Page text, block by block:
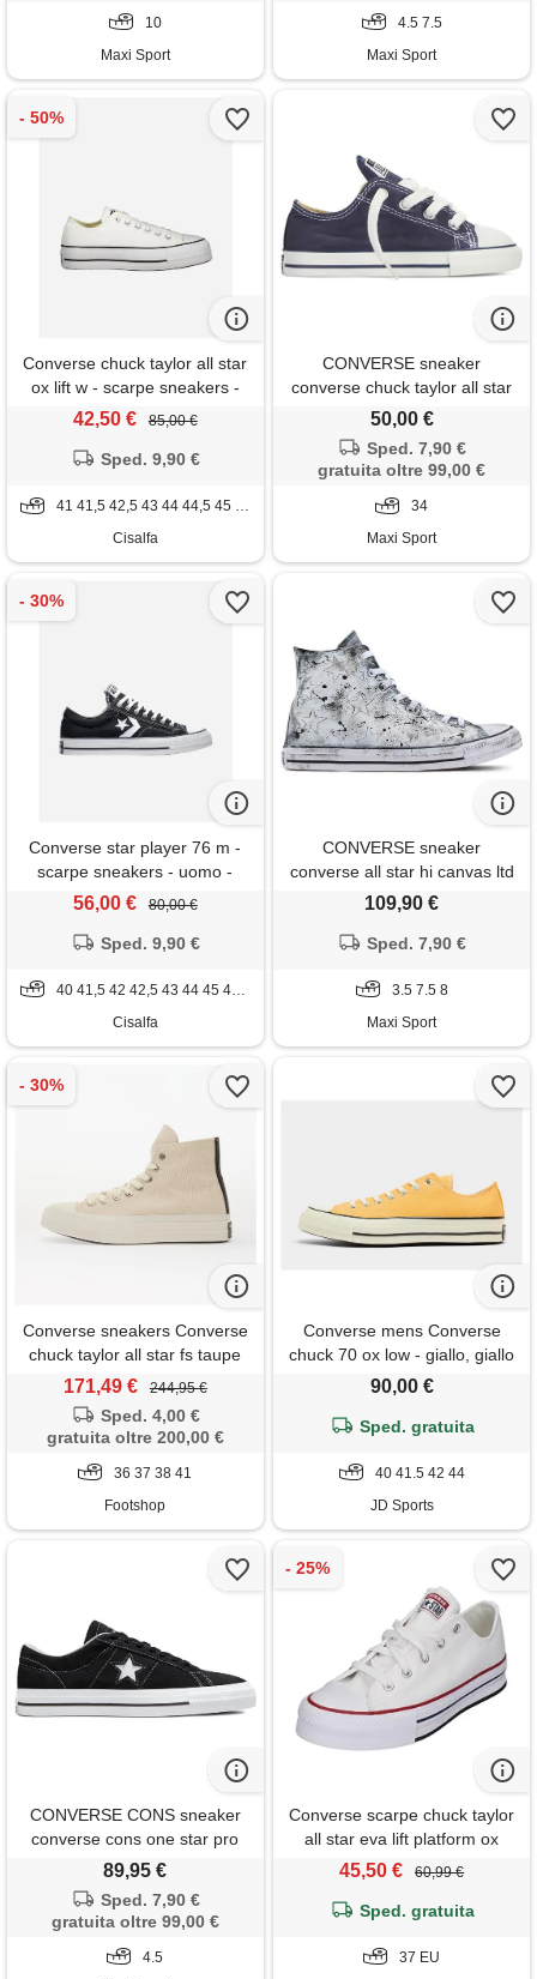
10
Maxi Sport
4.5 7.5
Maxi Sport
Converse chuck taylor all star
ox lift w - scarpe sneakers -
donna - bianco
42,50 € 85,00 €
Sped. 9,90 €
41 41,5 42,5 43 44 44,5 45 46
Cisalfa
CONVERSE sneaker
converse chuck taylor all star
ox blu baby
50,00 €
Sped. 7,90 €
gratuita oltre 99,00 €
34
Maxi Sport
Converse star player 76 m -
scarpe sneakers - uomo -
nero
56,00 € 80,00 €
Sped. 9,90 €
40 41,5 42 42,5 43 44 45 46 46,5
Cisalfa
CONVERSE sneaker
converse all star hi canvas ltd
donna
109,90 €
Sped. 7,90 €
3.5 7.5 8
Maxi Sport
Converse sneakers Converse
chuck taylor all star fs taupe
171,49 € 244,95 €
Sped. 4,00 €
gratuita oltre 200,00 €
36 37 38 41
Footshop
Converse mens Converse
chuck 70 ox low - giallo, giallo
90,00 €
Sped. gratuita
40 41.5 42 44
JD Sports
CONVERSE CONS sneaker
converse cons one star pro
89,95 €
Sped. 7,90 €
gratuita oltre 99,00 €
4.5
Converse scarpe chuck taylor
all star eva lift platform ox
taglia 37 codice 272858c
45,50 € 60,99 €
Sped. gratuita
37 EU